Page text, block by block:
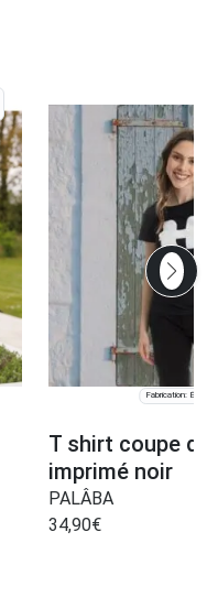
Fabrication:
T shirt coupe
imprimé noir
PALÂBA
34,90€